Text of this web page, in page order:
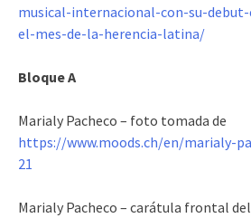
musical-internacional-con-su-
el-mes-de-la-herencia-latina/
Bloque A
Marialy Pacheco – foto tomada de
https://www.moods.ch/en/marialy-
21
Marialy Pacheco – carátula frontal